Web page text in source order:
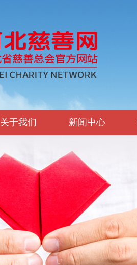
关于我们 新闻中心